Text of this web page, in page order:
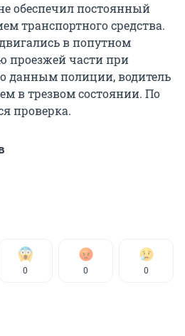
обеспечил постоянный
транспортного средства.
в попутном
проезжей части при
данным полиции, водитель
в трезвом состоянии. По
проверка.
0 0 0